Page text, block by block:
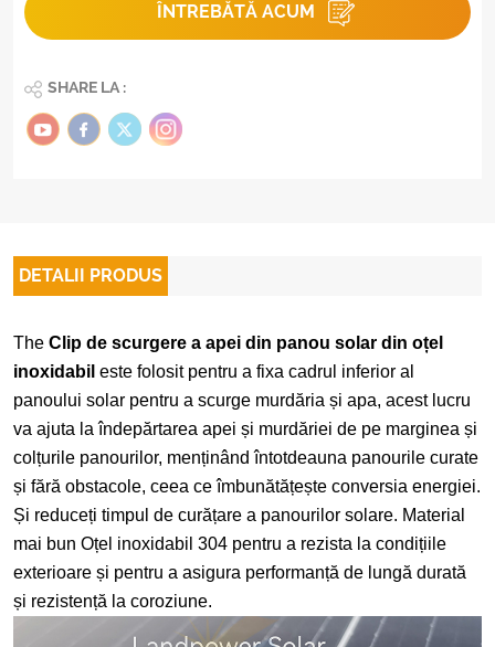
ÎNTREBĂTĂ ACUM
SHARE LA :
DETALII PRODUS
The Clip de scurgere a apei din panou solar din oțel
inoxidabil este folosit pentru a fixa cadrul inferior al
panoului solar pentru a scurge murdăria și apa, acest lucru
va ajuta la îndepărtarea apei și murdăriei de pe marginea și
colțurile panourilor, menținând întotdeauna panourile curate
și fără obstacole, ceea ce îmbunătățește conversia energiei.
Și reduceți timpul de curățare a panourilor solare. Material
mai bun Oțel inoxidabil 304 pentru a rezista la condițiile
exterioare și pentru a asigura performanță de lungă durată
și rezistență la coroziune.